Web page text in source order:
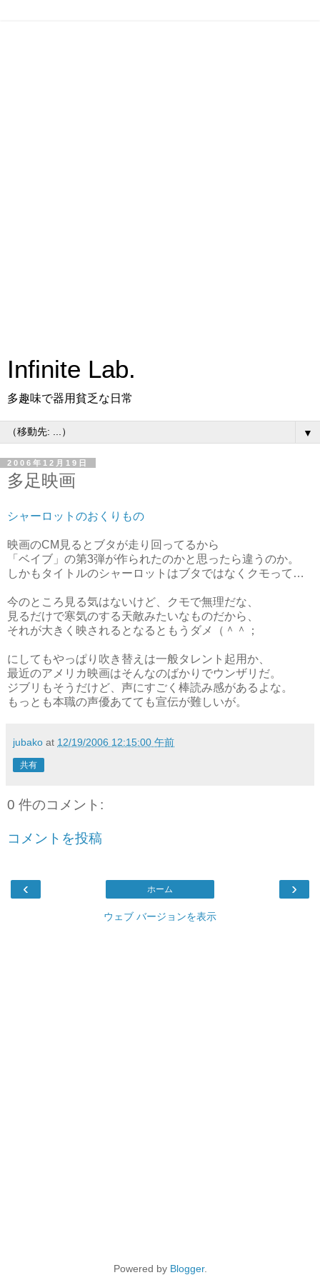
Infinite Lab.
多趣味で器用貧乏な日常
▼
2006年12月19日
多足映画
シャーロットのおくりもの
映画のCM見るとブタが走り回ってるから
「ベイブ」の第3弾が作られたのかと思ったら違うのか。
しかもタイトルのシャーロットはブタではなくクモって…
今のところ見る気はないけど、クモで無理だな、
見るだけで寒気のする天敵みたいなものだから、
それが大きく映されるとなるともうダメ（＾＾；
にしてもやっぱり吹き替えは一般タレント起用か、
最近のアメリカ映画はそんなのばかりでウンザリだ。
ジブリもそうだけど、声にすごく棒読み感があるよな。
もっとも本職の声優あてても宣伝が難しいが。
jubako at 12/19/2006 12:15:00 午前
共有
0 件のコメント:
コメントを投稿
‹ ›
ホーム
ウェブ バージョンを表示
Powered by Blogger.